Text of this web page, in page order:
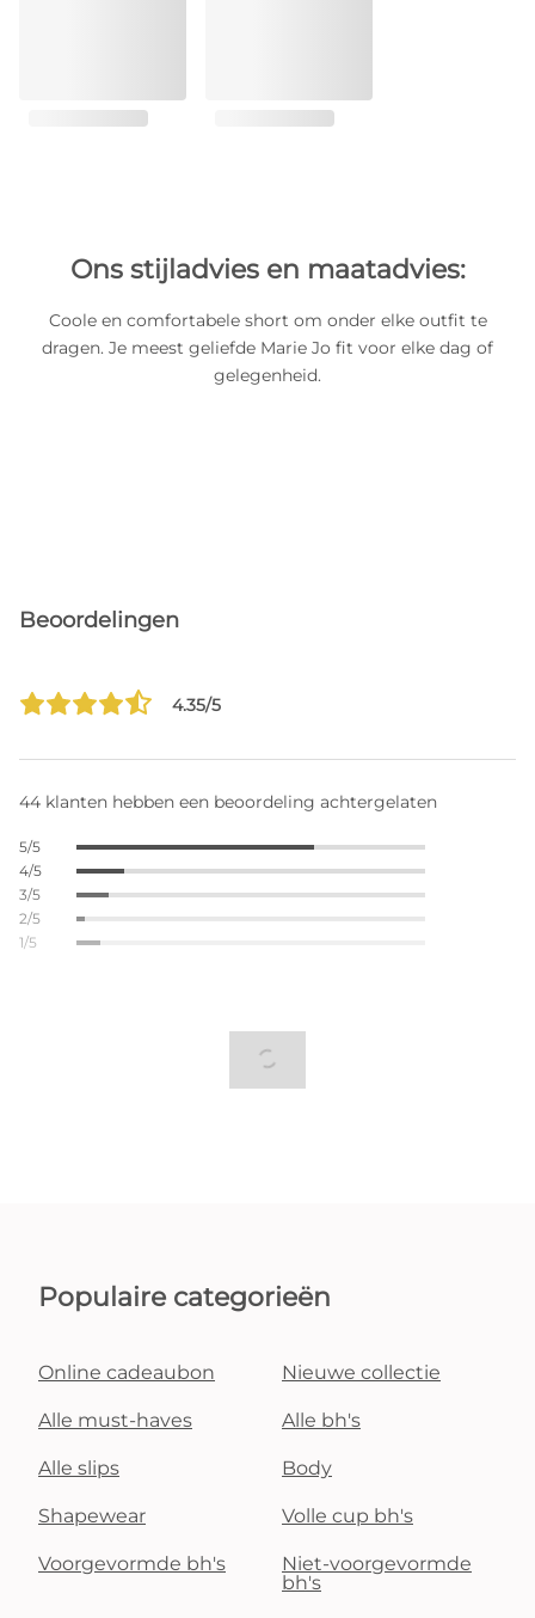
Ons stijladvies en maatadvies:
Coole en comfortabele short om onder elke outfit te
dragen. Je meest geliefde Marie Jo fit voor elke dag of
gelegenheid.
Beoordelingen
4.35/5
44 klanten hebben een beoordeling achtergelaten
5/5
4/5
3/5
2/5
1/5
Populaire categorieën
Online cadeaubon Nieuwe collectie
Alle must-haves Alle bh's
Alle slips Body
Shapewear Volle cup bh's
Voorgevormde bh's
Niet-voorgevormde
bh's